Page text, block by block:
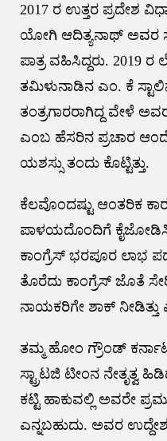
2017 ರ ಉತ್ತರ ಪ್ರದೇಶ
ಯೋಗಿ ಆದಿತ್ಯನಾಥ್‌ ಅವರ
ಪಾತ್ರ ವಹಿಸಿದ್ದರು. 2019
ತಮಿಳುನಾಡಿನ ಎಂ. ಕೆ
ತಂತ್ರಗಾರರಾಗಿದ್ದ ವೇಳೆ
ಎಂಬ ಹೆಸರಿನ ಪ್ರಚಾರ
ಯಶಸ್ಸು ತಂದು ಕೊಟ್ಟಿತ್ತು.
ಕೆಲವೊಂದಷ್ಟು ಆಂತರಿಕ
ಪಾಳಯದೊಂದಿಗೆ
ಕಾಂಗ್ರೆಸ್‌ ಭರಪೂರ ಲಾಭ
ತೊರೆದು ಕಾಂಗ್ರೆಸ್‌ ಜೊತೆ
ನಾಯಕರಿಗೇ ಶಾಕ್‌ ನೀಡಿತ್ತು
ತಮ್ಮ ಹೋಂ ಗ್ರೌಂಡ್‌
ಸ್ಟ್ರಾಟಜಿ ಟೀಂನ ನೇತೃತ್ವ
ಕಟ್ಟಿ ಹಾಕುವಲ್ಲಿ ಅವರೇ
ಎನ್ನಬಹುದು. ಅವರ